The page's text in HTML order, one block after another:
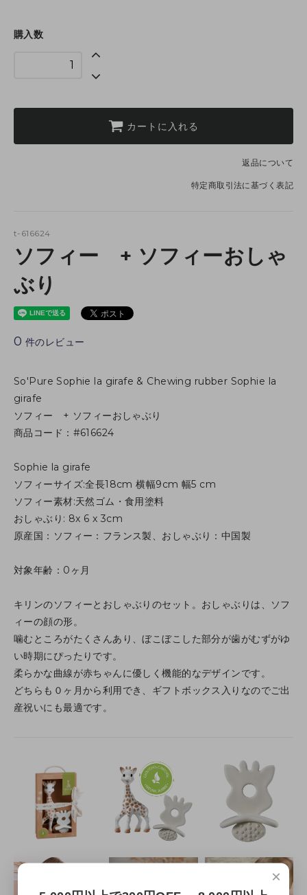
購入数
カートに入れる
返品について
特定商取引法に基づく表記
t-616624
ソフィー + ソフィーおしゃ
ぶり
0 件のレビュー
So'Pure Sophie la girafe & Chewing rubber Sophie la
girafe
ソフィー + ソフィーおしゃぶり
商品コード：#616624
Sophie la girafe
ソフィーサイズ:全長18cm 横幅9cm 幅5 cm
ソフィー素材:天然ゴム・食用塗料
おしゃぶり: 8x 6 x 3cm
原産国：ソフィー：フランス製、おしゃぶり：中国製
対象年齢：0ヶ月
キリンのソフィーとおしゃぶりのセット。おしゃぶりは、ソフ
ィーの顔の形。
噛むところがたくさんあり、ぼこぼこした部分が歯がむずがゆ
い時期にぴったりです。
柔らかな曲線が赤ちゃんに優しく機能的なデザインです。
どちらも０ヶ月から利用でき、ギフトボックス入りなのでご出
産祝いにも最適です。
×